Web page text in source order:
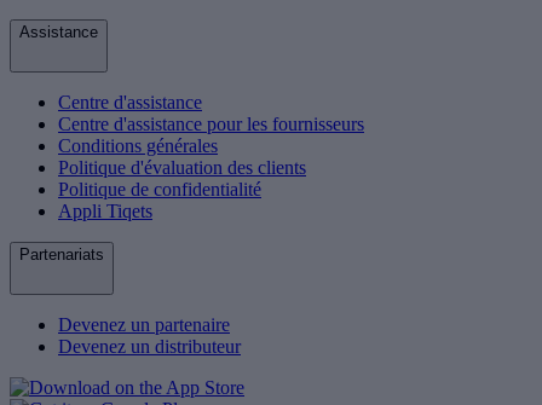
Assistance
Centre d'assistance
Centre d'assistance pour les fournisseurs
Conditions générales
Politique d'évaluation des clients
Politique de confidentialité
Appli Tiqets
Partenariats
Devenez un partenaire
Devenez un distributeur